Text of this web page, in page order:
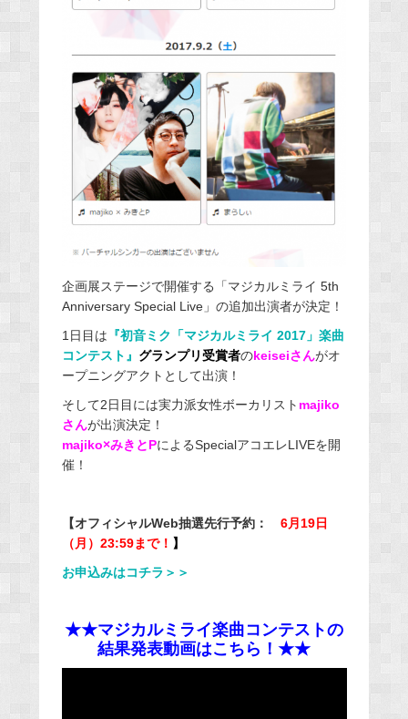
企画展ステージで開催する「マジカルミライ 5th
Anniversary Special Live」の追加出演者が決定！
1日目は 『初音ミク「マジカルミライ 2017」楽曲
コンテスト』 グランプリ受賞者のkeiseiさんがオ
ープニングアクトとして出演！
そして2日目には実力派女性ボーカリスト majiko
さんが出演決定！
majiko×みきとPによるSpecialアコエレLIVEを開
催！
【オフィシャルWeb抽選先行予約：
6月19日
（月）23:59まで！ 】
お申込みはコチラ＞＞
★★マジカルミライ楽曲コンテストの
結果発表動画はこちら！★★